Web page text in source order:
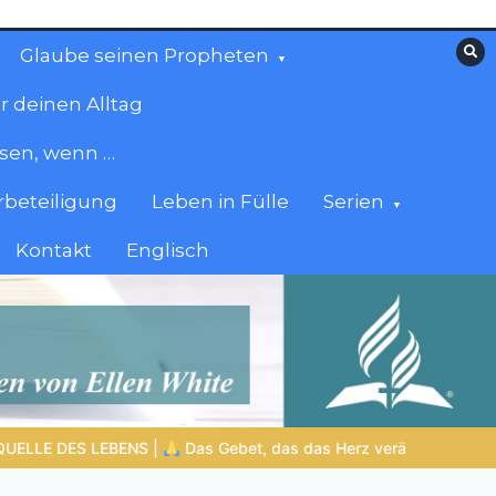
Glaube seinen Propheten
deinen Alltag
wenn …
Leben in Fülle Serien
Kontakt Englisch
dein ist das Reich und die Kraft und die Herrlichkeit in